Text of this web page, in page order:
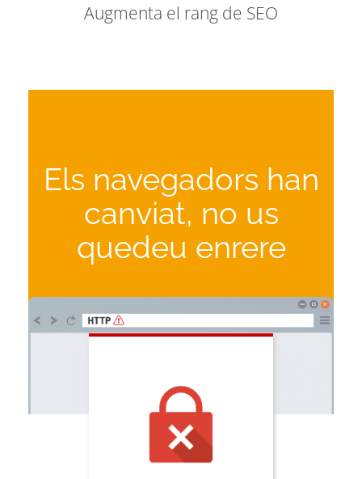
Augmenta el rang de SEO
Els navegadors han
canviat, no us
quedeu enrere